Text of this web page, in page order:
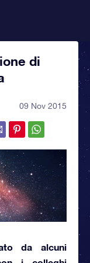
di
09 Nov 2015
da alcuni